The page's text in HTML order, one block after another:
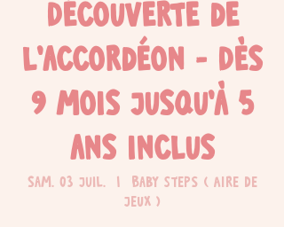
Découverte de
l'accordéon - Dès
9 mois jusqu'à 5
ans inclus
sam. 03 juil.
  |
Baby Steps ( Aire de
jeux )